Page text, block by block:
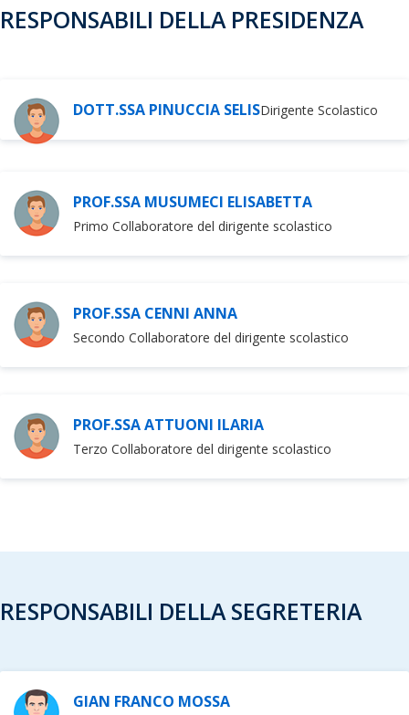
RESPONSABILI DELLA PRESIDENZA
DOTT.SSA PINUCCIA SELISDirigente Scolastico
PROF.SSA MUSUMECI ELISABETTA
Primo Collaboratore del dirigente scolastico
PROF.SSA CENNI ANNA
Secondo Collaboratore del dirigente scolastico
PROF.SSA ATTUONI ILARIA
Terzo Collaboratore del dirigente scolastico
RESPONSABILI DELLA SEGRETERIA
GIAN FRANCO MOSSA